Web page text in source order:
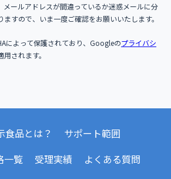
メールアドレスが間違っているか迷惑メールに分
すので、いま一度ご確認をお願いいたします。
によって保護されており、Googleのプライバシ
用されます。
食品とは？
サポート範囲
一覧
受理実績
よくある質問